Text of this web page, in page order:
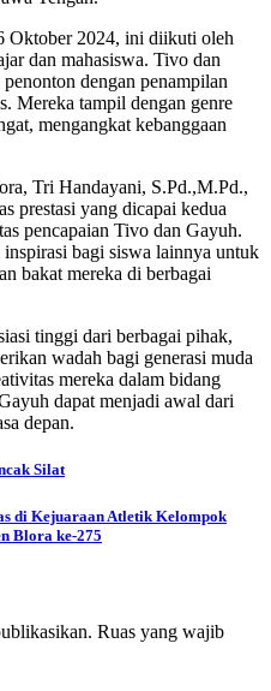
Oktober 2024, ini diikuti oleh
dan mahasiswa. Tivo dan
dengan penampilan
Mereka tampil dengan genre
mengangkat kebanggaan
Tri Handayani, S.Pd.,M.Pd.,
prestasi yang dicapai kedua
pencapaian Tivo dan Gayuh.
bagi siswa lainnya untuk
bakat mereka di berbagai
tinggi dari berbagai pihak,
wadah bagi generasi muda
mereka dalam bidang
dapat menjadi awal dari
depan.
Silat
di Kejuaraan Atletik Kelompok
Blora ke-275
Ruas yang wajib